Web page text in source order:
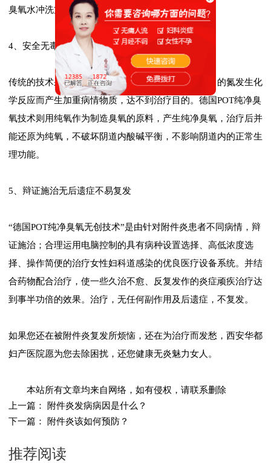
臭氧水冲洗方法容易出现治疗盲点的不足。
4、安全无毒保护生理功能
传统的技术采用空气中氧气做为原料，容易和空气中的氮发生化
学反应而产生加重病情物质，达不到治疗目的。德国POT纯净臭
氧技术则用纯氧作为制造臭氧的原料，产生纯净臭氧，治疗后并
能还原为纯氧，不破坏阴道内酸碱平衡，不影响阴道内的正常生
理功能。
5、辩证施治无后遗症不易复发
“德国POT纯净臭氧无创技术”是由针对附件炎患者不同病情，辩
证施治；合理运用电脑控制的具有病种设置选择、高低浓度选
择、操作简便的治疗女性妇科道感染的优良医疗设备系统。并结
合药物配合治疗，使一些久治不愈、反复发作的炎症顽疾治疗达
到事半功倍的效果。治疗，无任何副作用及后遗症，不复发。
如果您还在被附件炎复发所烦恼，还在为治疗而发愁，西安华都
妇产医院愿为您去除困扰，还您健康无炎魅力女人。
本站所有文章均来自网络，如有侵权，请联系删除
上一篇：
附件炎发病病因是什么？
下一篇：
附件炎该如何预防？
推荐阅读